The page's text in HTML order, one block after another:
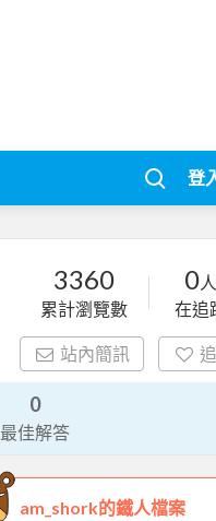
登
3360
累計瀏覽數
0人
在追
站內簡訊
0
最佳解答
am_shork的鐵人檔案